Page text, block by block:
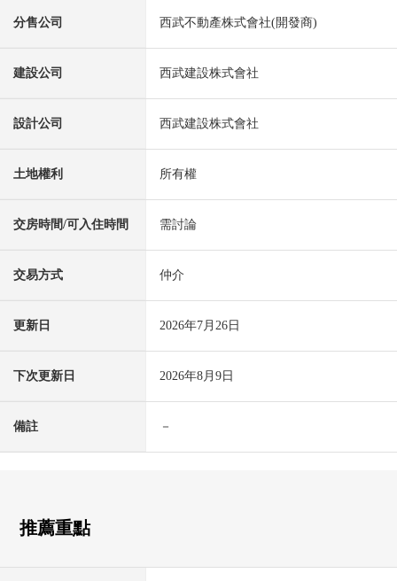
分售公司 西武不動產株式會社(開發商)
建設公司 西武建設株式會社
設計公司 西武建設株式會社
土地權利 所有權
交房時間/可入住時間 需討論
交易方式 仲介
更新日 2026年7月26日
下次更新日 2026年8月9日
備註 －
推薦重點